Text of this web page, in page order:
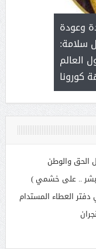
مع
بنت
وعودة
سلامة:
العالم
كورونا
الحق والوطن
.. على خشمي )
العطاء المستدام